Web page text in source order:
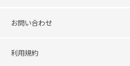
お問い合わせ
利用規約